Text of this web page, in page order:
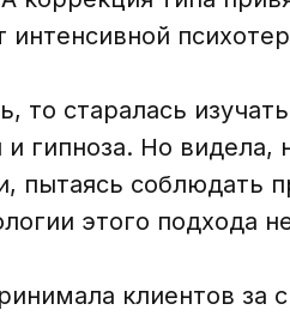
то старалась
и гипноза. Но
пытаясь соблюдать
этого подхода
клиентов